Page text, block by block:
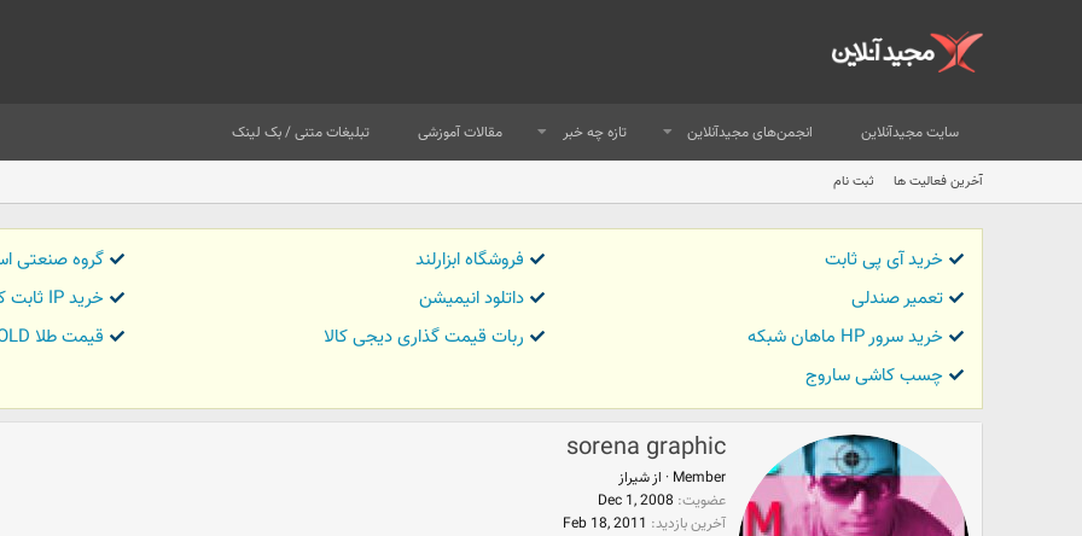
سایت مجیدآنلاین انجمن‌های مجیدآنلاین تازه چه خبر مقالات آموزشی تبلیغات متنی / بک لینک
آخرین فعالیت ها ثبت نام
خرید آی پی ثابت فروشگاه ابزارلند
گروه صنعتی
تعمیر صندلی
داتلود انیمیشن
خرید IP ثابت کاور تریدر
خرید سرور HP ماهان شبکه
ربات قیمت گذاری دیجی کالا
قیمت طلا GOLD
چسب کاشی ساروج
sorena graphic
Member
· از شیراز
عضویت Dec 1, 2008
آخرین بازدید Feb 18, 2011